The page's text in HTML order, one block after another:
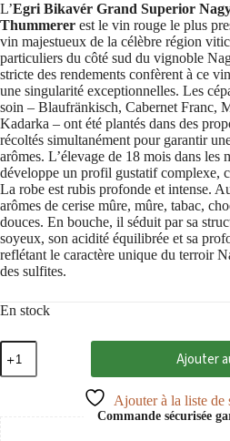
L’Egri Bikavér Grand Superior
Thummerer est le vin rouge le plus
vin majestueux de la célèbre région
particuliers du côté sud du vignoble
stricte des rendements confèrent à ce
une singularité exceptionnelles. Les
soin – Blaufränkisch, Cabernet Franc,
Kadarka – ont été plantés dans des
récoltés simultanément pour garantir
arômes. L’élevage de 18 mois dans les
développe un profil gustatif complexe,
La robe est rubis profonde et intense.
arômes de cerise mûre, mûre, tabac,
douces. En bouche, il séduit par sa
soyeux, son acidité équilibrée et sa
reflétant le caractère unique du terroir
des sulfites.
En stock
quantité
de
Egri
Ajouter
Ajouter à la liste de
Commande sécurisée